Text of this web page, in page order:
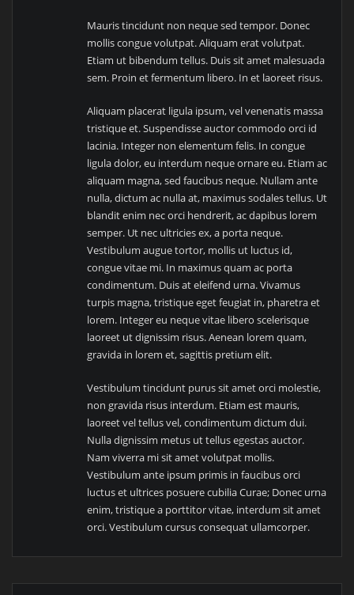
Mauris tincidunt non neque sed tempor. Donec
mollis congue volutpat. Aliquam erat volutpat.
Etiam ut bibendum tellus. Duis sit amet malesuada
sem. Proin et fermentum libero. In et laoreet risus.
Aliquam placerat ligula ipsum, vel venenatis massa
tristique et. Suspendisse auctor commodo orci id
lacinia. Integer non elementum felis. In congue
ligula dolor, eu interdum neque ornare eu. Etiam ac
aliquam magna, sed faucibus neque. Nullam ante
nulla, dictum ac nulla at, maximus sodales tellus. Ut
blandit enim nec orci hendrerit, ac dapibus lorem
semper. Ut nec ultricies ex, a porta neque.
Vestibulum augue tortor, mollis ut luctus id,
congue vitae mi. In maximus quam ac porta
condimentum. Duis at eleifend urna. Vivamus
turpis magna, tristique eget feugiat in, pharetra et
lorem. Integer eu neque vitae libero scelerisque
laoreet ut dignissim risus. Aenean lorem quam,
gravida in lorem et, sagittis pretium elit.
Vestibulum tincidunt purus sit amet orci molestie,
non gravida risus interdum. Etiam est mauris,
laoreet vel tellus vel, condimentum dictum dui.
Nulla dignissim metus ut tellus egestas auctor.
Nam viverra mi sit amet volutpat mollis.
Vestibulum ante ipsum primis in faucibus orci
luctus et ultrices posuere cubilia Curae; Donec urna
enim, tristique a porttitor vitae, interdum sit amet
orci. Vestibulum cursus consequat ullamcorper.